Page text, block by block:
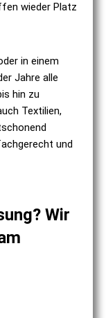
wieder Platz
in einem
Jahre alle
hin zu
Textilien,
und
Wir